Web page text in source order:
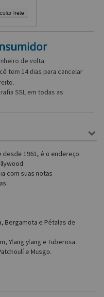
de volta.
tem 14 dias para cancelar
SSL em todas as
desde 1961, é o endereço
com suas notas
Bergamota e Pétalas de
Ylang ylang e Tuberosa.
e Musgo.